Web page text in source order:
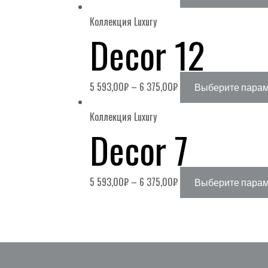
Коллекция Luxury
Decor 12
5 593,00₽ – 6 375,00₽ Выберите
Коллекция Luxury
Decor 7
5 593,00₽ – 6 375,00₽ Выберите